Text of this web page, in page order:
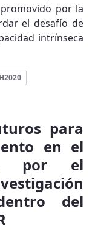
por la
el desafío de
intrínseca
H2020
para
en el
por el
del